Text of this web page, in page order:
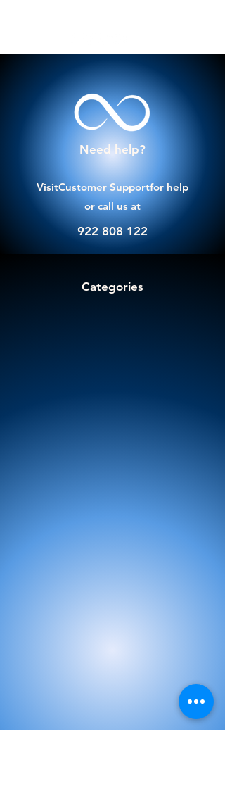
Need help?
VisitCustomer Supportfor help
or call us at
922 808 122
Categories